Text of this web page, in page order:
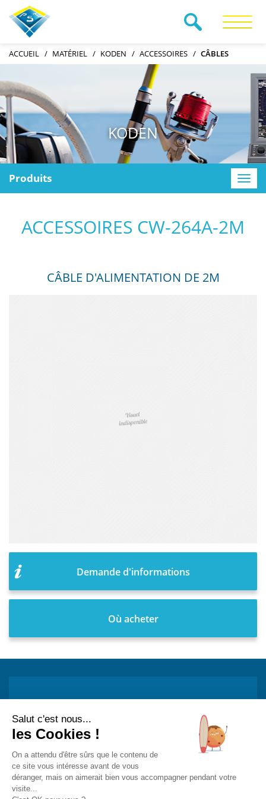
ACCUEIL MATÉRIEL KODEN ACCESSOIRES CÂBLES
KODEN
Toggle
Produits
ACCESSOIRES CW-264A-2M
CÂBLE D'ALIMENTATION DE 2M
Demande d'informations
Où acheter
Abonnez-vous à la newsletter et recevez
toutes les actualités de PST
Mon adresse e-mail est...